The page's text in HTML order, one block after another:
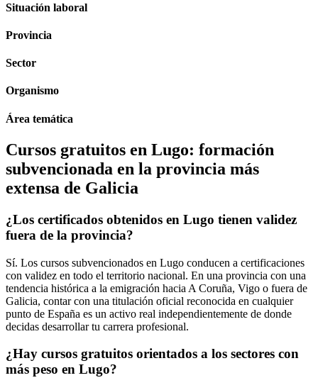
Situación laboral
Provincia
Sector
Organismo
Área temática
Cursos gratuitos en Lugo: formación
subvencionada en la provincia más
extensa de Galicia
¿Los certificados obtenidos en Lugo tienen validez
fuera de la provincia?
Sí. Los cursos subvencionados en Lugo conducen a certificaciones
con validez en todo el territorio nacional. En una provincia con una
tendencia histórica a la emigración hacia A Coruña, Vigo o fuera de
Galicia, contar con una titulación oficial reconocida en cualquier
punto de España es un activo real independientemente de donde
decidas desarrollar tu carrera profesional.
¿Hay cursos gratuitos orientados a los sectores con
más peso en Lugo?